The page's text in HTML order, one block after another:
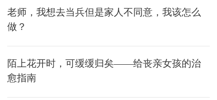
老师，我想去当兵但是家人不同意，我该怎么
做？
陌上花开时，可缓缓归矣——给丧亲女孩的治
愈指南